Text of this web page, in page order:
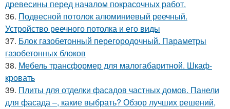
древесины перед началом покрасочных работ.
36. Подвесной потолок алюминиевый реечный.
Устройство реечного потолка и его виды
37. Блок газобетонный перегородочный. Параметры
газобетонных блоков
38. Мебель трансформер для малогабаритной. Шкаф-
кровать
39. Плиты для отделки фасадов частных домов. Панели
для фасада –, какие выбрать? Обзор лучших решений,